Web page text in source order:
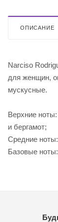
ОПИСАНИЕ
Narciso
для женщин,
мускусные.
Верхние
и бергамот;
Средние
Базовые